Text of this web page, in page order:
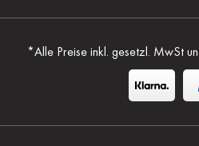
*Alle Preise inkl. gesetzl. MwSt